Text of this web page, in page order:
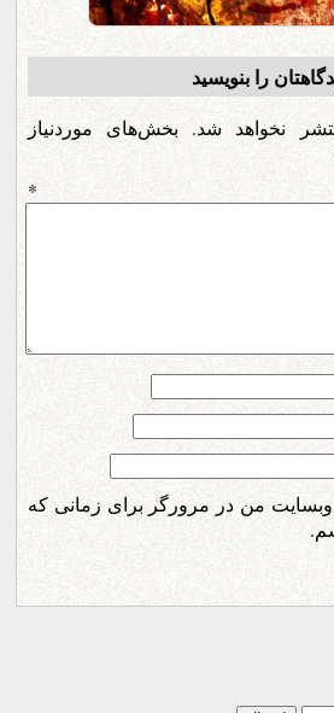
را بنویسید
نخواهد شد.
بخش‌های موردنیاز
*
وبسایت من در مرورگر برای زمانی که